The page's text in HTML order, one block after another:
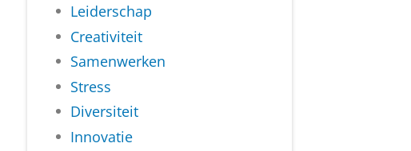
Leiderschap
Creativiteit
Samenwerken
Stress
Diversiteit
Innovatie